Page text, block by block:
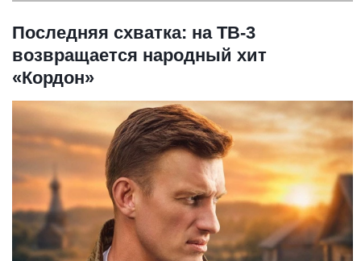
Последняя схватка: на ТВ-3
возвращается народный хит
«Кордон»